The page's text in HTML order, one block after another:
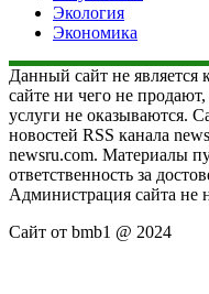
Экология
Экономика
Данный сайт не
сайте ни чего не
услуги не оказываются.
новостей RSS канала
newsru.com. Материалы
ответственность за
Администрация сайта не
Сайт от bmb1 @ 2024